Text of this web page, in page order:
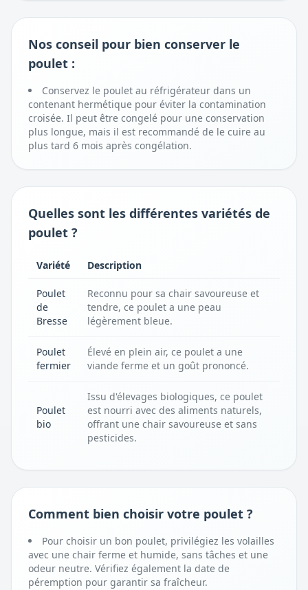
Nos conseil pour bien conserver le
poulet :
Conservez le poulet au réfrigérateur dans un
contenant hermétique pour éviter la contamination
croisée. Il peut être congelé pour une conservation
plus longue, mais il est recommandé de le cuire au
plus tard 6 mois après congélation.
Quelles sont les différentes variétés de
poulet ?
Variété Description
Poulet
de
Bresse
Reconnu pour sa chair savoureuse et
tendre, ce poulet a une peau
légèrement bleue.
Poulet
fermier
Élevé en plein air, ce poulet a une
viande ferme et un goût prononcé.
Poulet
bio
Issu d'élevages biologiques, ce poulet
est nourri avec des aliments naturels,
offrant une chair savoureuse et sans
pesticides.
Comment bien choisir votre poulet ?
Pour choisir un bon poulet, privilégiez les volailles
avec une chair ferme et humide, sans tâches et une
odeur neutre. Vérifiez également la date de
péremption pour garantir sa fraîcheur.